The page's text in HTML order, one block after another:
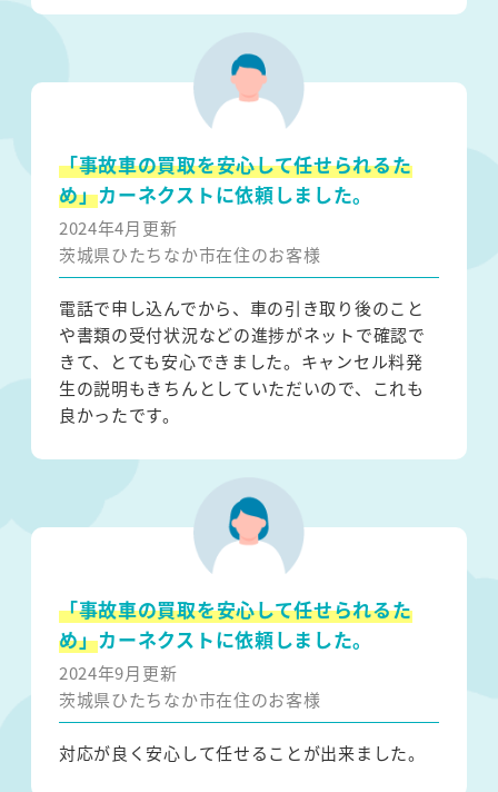
「事故車の買取を安心して任せられるた
め」カーネクストに依頼しました。
2024年4月更新
茨城県ひたちなか市在住のお客様
電話で申し込んでから、車の引き取り後のこと
や書類の受付状況などの進捗がネットで確認で
きて、とても安心できました。キャンセル料発
生の説明もきちんとしていただいので、これも
良かったです。
「事故車の買取を安心して任せられるた
め」カーネクストに依頼しました。
2024年9月更新
茨城県ひたちなか市在住のお客様
対応が良く安心して任せることが出来ました。